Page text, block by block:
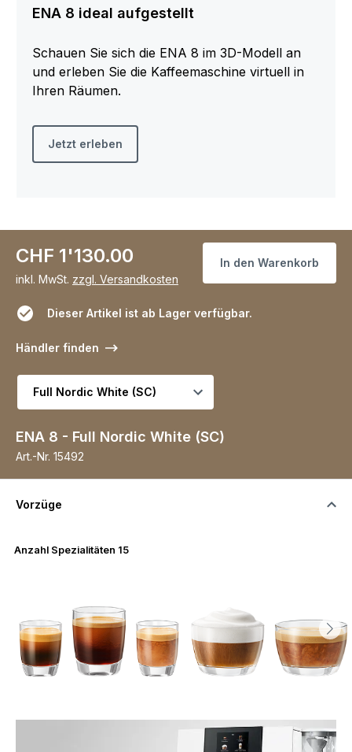
ENA 8 ideal aufgestellt
Schauen Sie sich die ENA 8 im 3D-Modell an
und erleben Sie die Kaffeemaschine virtuell in
Ihren Räumen.
Jetzt erleben
CHF 1'130.00
inkl. MwSt. zzgl. Versandkosten
In den Warenkorb
Dieser Artikel ist ab Lager verfügbar.
Händler finden
Variante wählen
ENA 8 - Full Nordic White (SC)
Art.-Nr. 15492
Vorzüge